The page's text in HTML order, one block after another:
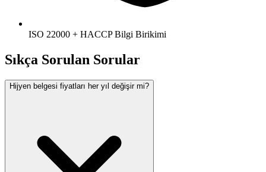
ISO 22000 + HACCP Bilgi Birikimi
Sıkça Sorulan Sorular
Hijyen belgesi fiyatları her yıl değişir mi?